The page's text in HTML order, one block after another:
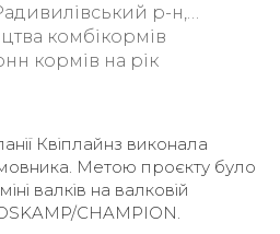
р-н,
69
комбікормів
кормів на рік
Квіплайнз виконала
Метою проєкту було
валків на валковій
CHAMPION.